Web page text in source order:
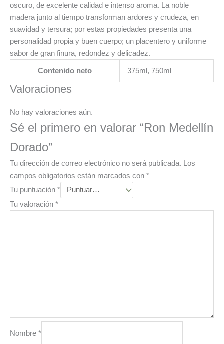
oscuro, de excelente calidad e intenso aroma. La noble
madera junto al tiempo transforman ardores y crudeza, en
suavidad y tersura; por estas propiedades presenta una
personalidad propia y buen cuerpo; un placentero y uniforme
sabor de gran finura, redondez y delicadez.
Contenido neto 375ml, 750ml
Valoraciones
No hay valoraciones aún.
Sé el primero en valorar “Ron Medellín
Dorado”
Tu dirección de correo electrónico no será publicada.
Los
campos obligatorios están marcados con *
Tu puntuación *
Tu valoración *
Nombre *